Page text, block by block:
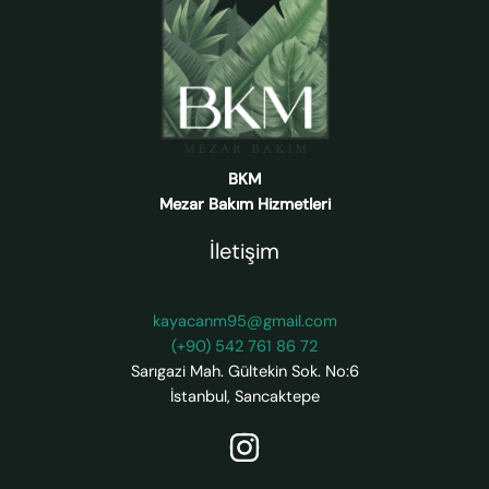
BKM
Mezar Bakım Hizmetleri
İletişim
kayacanm95@gmail.com
(+90) 542 761 86 72
Sarıgazi Mah. Gültekin Sok. No:6
İstanbul, Sancaktepe